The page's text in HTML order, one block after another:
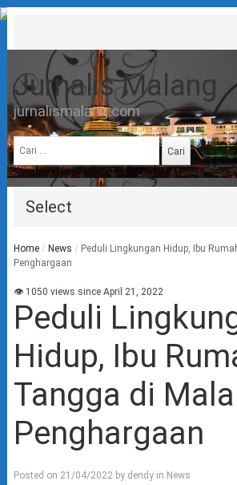
Jurnalis Malang
jurnalismalang.com
Cari
untuk:
Select
Home / News / Peduli Lingkungan Hidup, Ibu
Penghargaan
👁 1050 views since April 21, 2022
Peduli
Hidup, Ibu
Tangga di
Penghargaan
Posted on 21/04/2022by dendyin News